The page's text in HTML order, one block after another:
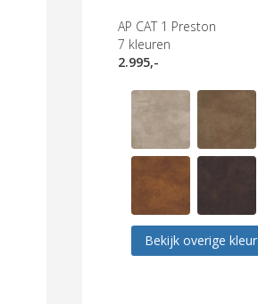
AP CAT 1 Preston
7 kleuren
2.995,-
Bekijk overige kleur